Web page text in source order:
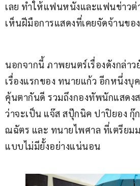
เลย ทำให้แฟนหนังและแฟนข่าวต่
เห็นฝีมือการแสดงที่เคยจัดจ้านขอ
นอกจากนี้ ภาพยนตร์เรื่องดังกล่าว
เรื่องแรกของ ทนายแก้ว อีกหนึ่ง
คุ้นตากันดี รวมถึงกองทัพนักแสดง
ว่าจะเป็น แจ๊ส สปุ๊กนิค ปาปิยอง กุ๊
ณฉัตร และ ทนายไพศาล ที่เตรียม
แบบไม่มียั้งอย่างแน่นอน